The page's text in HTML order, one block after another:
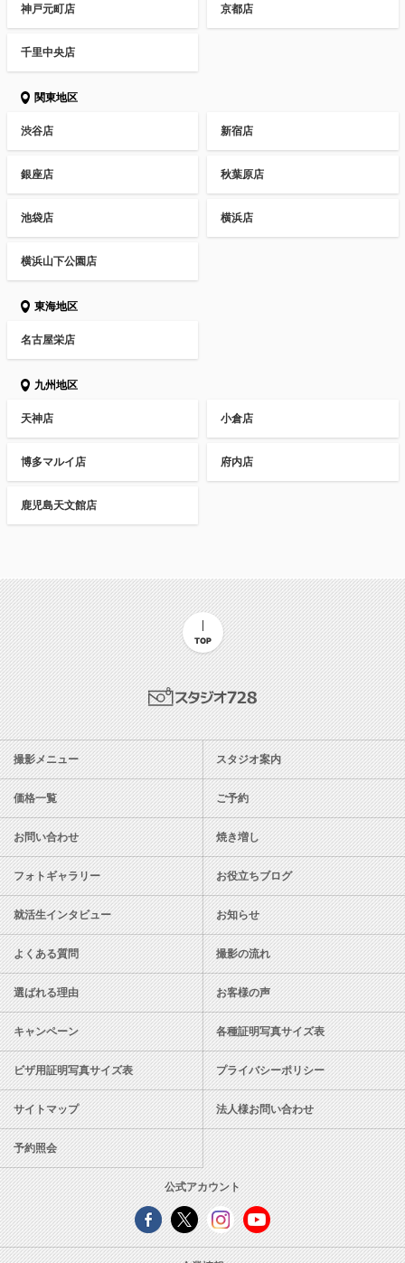
神戸元町店 京都店
千里中央店
関東地区
渋谷店 新宿店
銀座店 秋葉原店
池袋店 横浜店
横浜山下公園店
東海地区
名古屋栄店
九州地区
天神店 小倉店
博多マルイ店 府内店
鹿児島天文館店
TOP
スタジオ728
撮影メニュー スタジオ案内
価格一覧 ご予約
お問い合わせ 焼き増し
フォトギャラリー お役立ちブログ
就活生インタビュー お知らせ
よくある質問 撮影の流れ
選ばれる理由 お客様の声
キャンペーン 各種証明写真サイズ表
ビザ用証明写真サイズ表 プライバシーポリシー
サイトマップ 法人様お問い合わせ
予約照会
公式アカウント